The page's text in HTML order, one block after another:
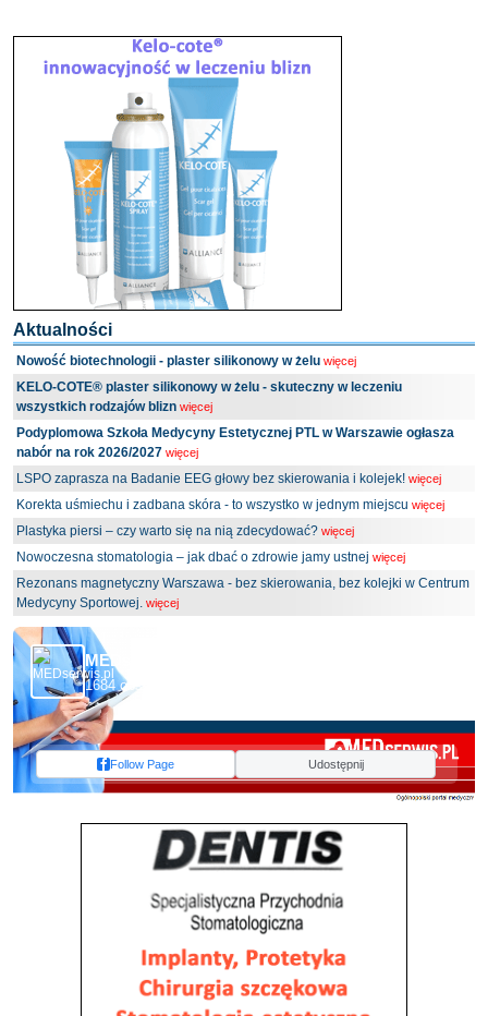
Aktualności
Nowość biotechnologii - plaster silikonowy w żelu więcej
KELO-COTE® plaster silikonowy w żelu - skuteczny w leczeniu
wszystkich rodzajów blizn więcej
Podyplomowa Szkoła Medycyny Estetycznej PTL w Warszawie ogłasza
nabór na rok 2026/2027 więcej
LSPO zaprasza na Badanie EEG głowy bez skierowania i kolejek! więcej
Korekta uśmiechu i zadbana skóra - to wszystko w jednym miejscu więcej
Plastyka piersi – czy warto się na nią zdecydować? więcej
Nowoczesna stomatologia – jak dbać o zdrowie jamy ustnej więcej
Rezonans magnetyczny Warszawa - bez skierowania, bez kolejki w Centrum
Medycyny Sportowej. więcej
MEDserwis.pl - Ogólnopolski Portal Medyczny
1684 obserwujących
Follow Page Udostępnij